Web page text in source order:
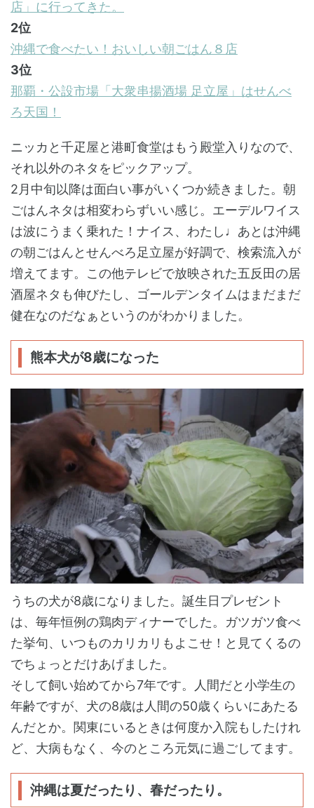
店」に行ってきた。
2位
沖縄で食べたい！おいしい朝ごはん８店
3位
那覇・公設市場「大衆串揚酒場 足立屋」はせんべ
ろ天国！
ニッカと千疋屋と港町食堂はもう殿堂入りなので、
それ以外のネタをピックアップ。
2月中旬以降は面白い事がいくつか続きました。朝
ごはんネタは相変わらずいい感じ。エーデルワイス
は波にうまく乗れた！ナイス、わたし♩あとは沖縄
の朝ごはんとせんべろ足立屋が好調で、検索流入が
増えてます。この他テレビで放映された五反田の居
酒屋ネタも伸びたし、ゴールデンタイムはまだまだ
健在なのだなぁというのがわかりました。
熊本犬が8歳になった
うちの犬が8歳になりました。誕生日プレゼント
は、毎年恒例の鶏肉ディナーでした。ガツガツ食べ
た挙句、いつものカリカリもよこせ！と見てくるの
でちょっとだけあげました。
そして飼い始めてから7年です。人間だと小学生の
年齢ですが、犬の8歳は人間の50歳くらいにあたる
んだとか。関東にいるときは何度か入院もしたけれ
ど、大病もなく、今のところ元気に過ごしてます。
沖縄は夏だったり、春だったり。